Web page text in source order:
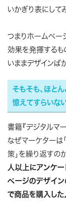
いかぎり表にして
つまりホームペー
効果を発揮するも
いままデザインば
そもそも、ほと
憶えてすらいな
書籍『デジタルマ
なぜマーケターは
策」を繰り返すの
人以上にアンケー
ページのデザイ
で商品を購入した